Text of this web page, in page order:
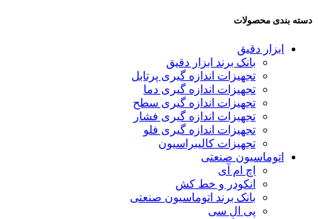
دسته بندی محصولات
ابزار دقیق
بانک برند ابزار دقیق
تجهیزات اندازه گیری پرتابل
تجهیزات اندازه گیری دما
تجهیزات اندازه گیری سطح
تجهیزات اندازه گیری فشار
تجهیزات اندازه گیری فلو
تجهیزات کالیبراسیون
اتوماسیون صنعتی
اچ ام آی
انکودر و خط کش
بانک برند اتوماسیون صنعتی
پی ال سی